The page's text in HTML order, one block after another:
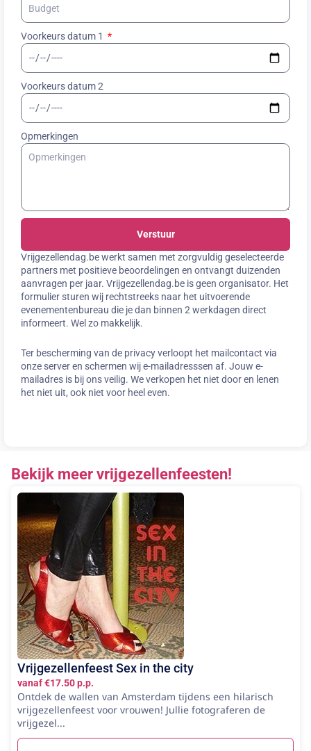
Voorkeurs datum 1
Voorkeurs datum 2
Opmerkingen
Verstuur
Vrijgezellendag.be werkt samen met zorgvuldig geselecteerde
partners met positieve beoordelingen en ontvangt duizenden
aanvragen per jaar. Vrijgezellendag.be is geen organisator. Het
formulier sturen wij rechtstreeks naar het uitvoerende
evenementenbureau die je dan binnen 2 werkdagen direct
informeert. Wel zo makkelijk.
Ter bescherming van de privacy verloopt het mailcontact via
onze server en schermen wij e-mailadresssen af. Jouw e-
mailadres is bij ons veilig. We verkopen het niet door en lenen
het niet uit, ook niet voor heel even.
Bekijk meer vrijgezellenfeesten!
Vrijgezellenfeest Sex in the city
vanaf €17.50 p.p.
Ontdek de wallen van Amsterdam tijdens een hilarisch
vrijgezellenfeest voor vrouwen! Jullie fotograferen de
vrijgezel...